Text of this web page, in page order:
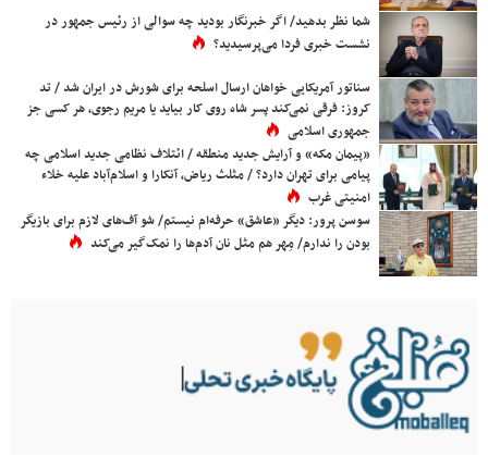
شما نظر بدهید/ اگر خبرنگار بودید چه سوالی از رئیس جمهور در
نشست خبری فردا می‌پرسیدید؟
سناتور آمریکایی خواهان ارسال اسلحه برای شورش در ایران شد / تد
کروز: فرقی نمی‌کند پسر شاه روی کار بیاید یا مریم رجوی، هر کسی جز
جمهوری اسلامی
«پیمان مکه» و آرایش جدید منطقه / ائتلاف نظامی جدید اسلامی چه
پیامی برای تهران دارد؟ / مثلث ریاض، آنکارا و اسلام‌آباد علیه خلاء
امنیتی غرب
سوسن پرور: دیگر «عاشق» حرفه‌ام نیستم/ شو آف‌های لازم برای بازیگر
بودن را ندارم/ مِهر هم مثل نان آدم‌ها را نمک‌گیر می‌کند